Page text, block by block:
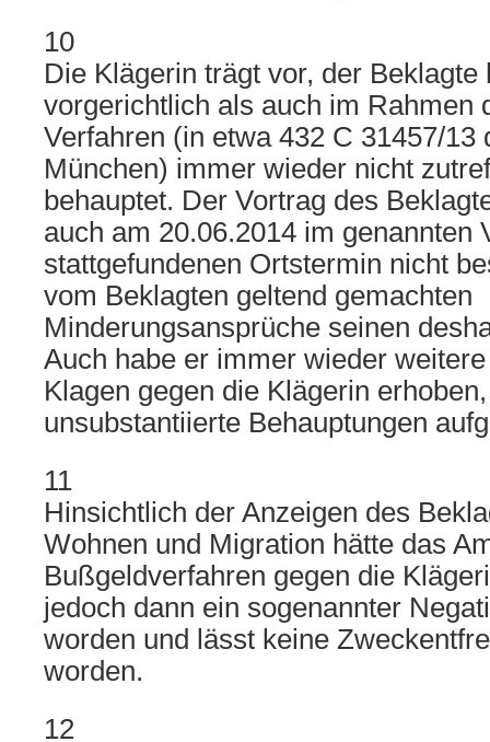
10
Die Klägerin trägt vor, der Beklagte
vorgerichtlich als auch im Rahmen
Verfahren (in etwa 432 C 31457/13
München) immer wieder nicht
behauptet. Der Vortrag des
auch am 20.06.2014 im genannten
stattgefundenen Ortstermin nicht
vom Beklagten geltend gemachten
Minderungsansprüche seinen
Auch habe er immer wieder
Klagen gegen die Klägerin
unsubstantiierte Behauptungen
11
Hinsichtlich der Anzeigen des
Wohnen und Migration hätte das
Bußgeldverfahren gegen die
jedoch dann ein sogenannter
worden und lässt keine
worden.
12